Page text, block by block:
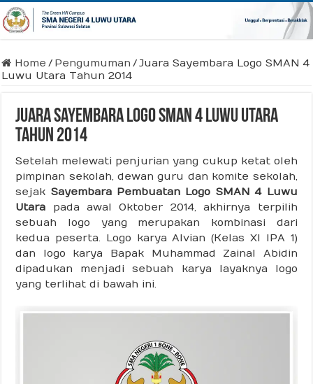
Home / Pengumuman /Juara Sayembara Logo SMAN 4
Luwu Utara Tahun 2014
Juara Sayembara Logo SMAN 4 Luwu Utara
Tahun 2014
Setelah melewati penjurian yang cukup ketat oleh
pimpinan sekolah, dewan guru dan komite sekolah,
sejak Sayembara Pembuatan Logo SMAN 4 Luwu
Utara pada awal Oktober 2014, akhirnya terpilih
sebuah logo yang merupakan kombinasi dari
kedua peserta. Logo karya Alvian (Kelas XI IPA 1)
dan logo karya Bapak Muhammad Zainal Abidin
dipadukan menjadi sebuah karya layaknya logo
yang terlihat di bawah ini.